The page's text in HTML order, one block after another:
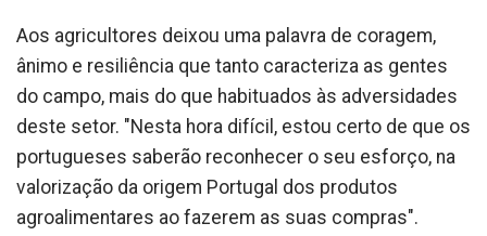
Aos agricultores deixou uma palavra de coragem,
ânimo e resiliência que tanto caracteriza as gentes
do campo, mais do que habituados às adversidades
deste setor. "Nesta hora difícil, estou certo de que os
portugueses saberão reconhecer o seu esforço, na
valorização da origem Portugal dos produtos
agroalimentares ao fazerem as suas compras".